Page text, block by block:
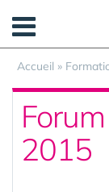
Accueil »
2015
Panneau de